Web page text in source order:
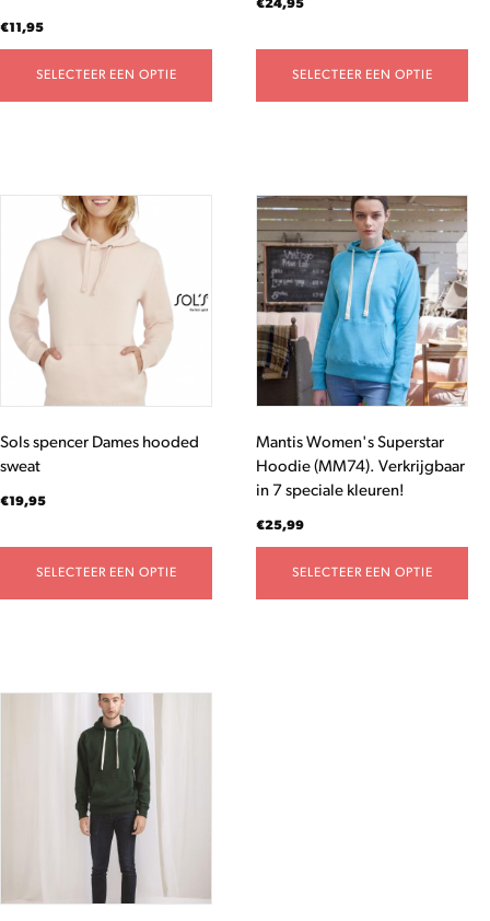
€11,95
SELECTEER EEN OPTIE
productpagina
€24,95
SELECTEER EEN OPTIE
Sols spencer Dames hooded
sweat
€19,95
SELECTEER EEN OPTIE
heeft
meerdere
variaties.
Deze
optie
gekozen
op
de
productpagina
Mantis Women's Superstar
Hoodie (MM74). Verkrijgbaar
in 7 speciale kleuren!
€25,99
SELECTEER EEN OPTIE
Dit
product
heeft
meerdere
variaties.
Deze
optie
kan
gekozen
op
de
productpagina